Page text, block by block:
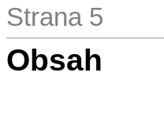
Strana 5
Obsah